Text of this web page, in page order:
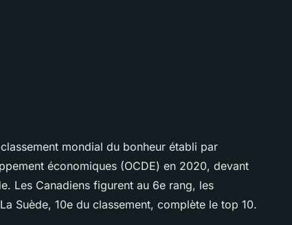
mondial du bonheur établi par
économiques (OCDE) en 2020, devant
Les Canadiens figurent au 6e rang, les
Suède, 10e du classement, complète le top 10.